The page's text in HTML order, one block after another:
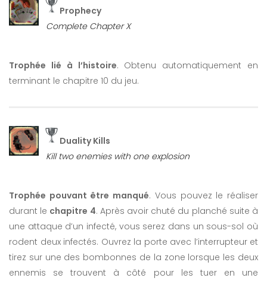
Prophecy
Complete Chapter X
Trophée lié à l’histoire. Obtenu automatiquement en
terminant le chapitre 10 du jeu.
Duality Kills
Kill two enemies with one explosion
Trophée pouvant être manqué. Vous pouvez le réaliser
durant le chapitre 4. Après avoir chuté du planché suite à
une attaque d’un infecté, vous serez dans un sous-sol où
rodent deux infectés. Ouvrez la porte avec l’interrupteur et
tirez sur une des bombonnes de la zone lorsque les deux
ennemis se trouvent à côté pour les tuer en une